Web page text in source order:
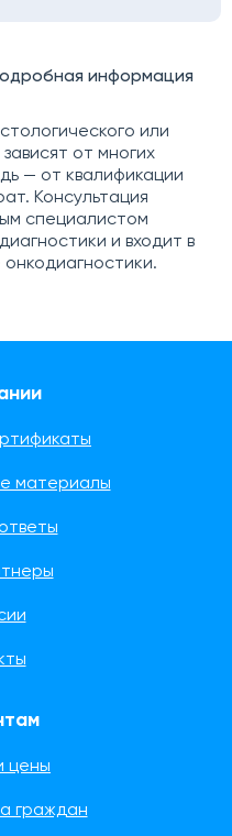
информация
или
от многих
— от квалификации
Консультация
специалистом
и входит в
материалы
цены
граждан